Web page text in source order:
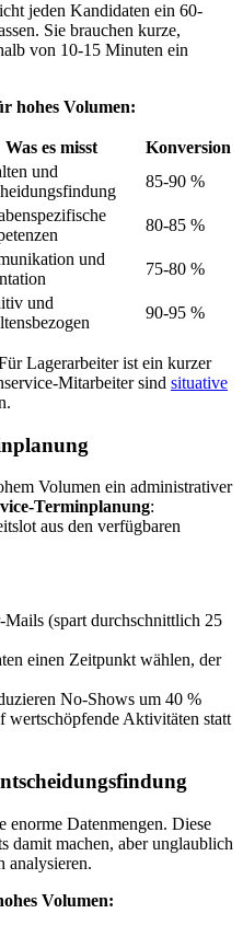
jeden Kandidaten ein 60-
Sie brauchen kurze,
von 10-15 Minuten ein
hohes Volumen:
Was es misst
Konversion
und
85-90 %
80-85 %
und
75-80 %
und
90-95 %
Lagerarbeiter ist ein kurzer
Mitarbeiter sind situative
Volumen ein administrativer
Terminplanung:
aus den verfügbaren
(spart durchschnittlich 25
einen Zeitpunkt wählen, der
No-Shows um 40 %
wertschöpfende Aktivitäten statt
enorme Datenmengen. Diese
damit machen, aber unglaublich
analysieren.
Volumen: